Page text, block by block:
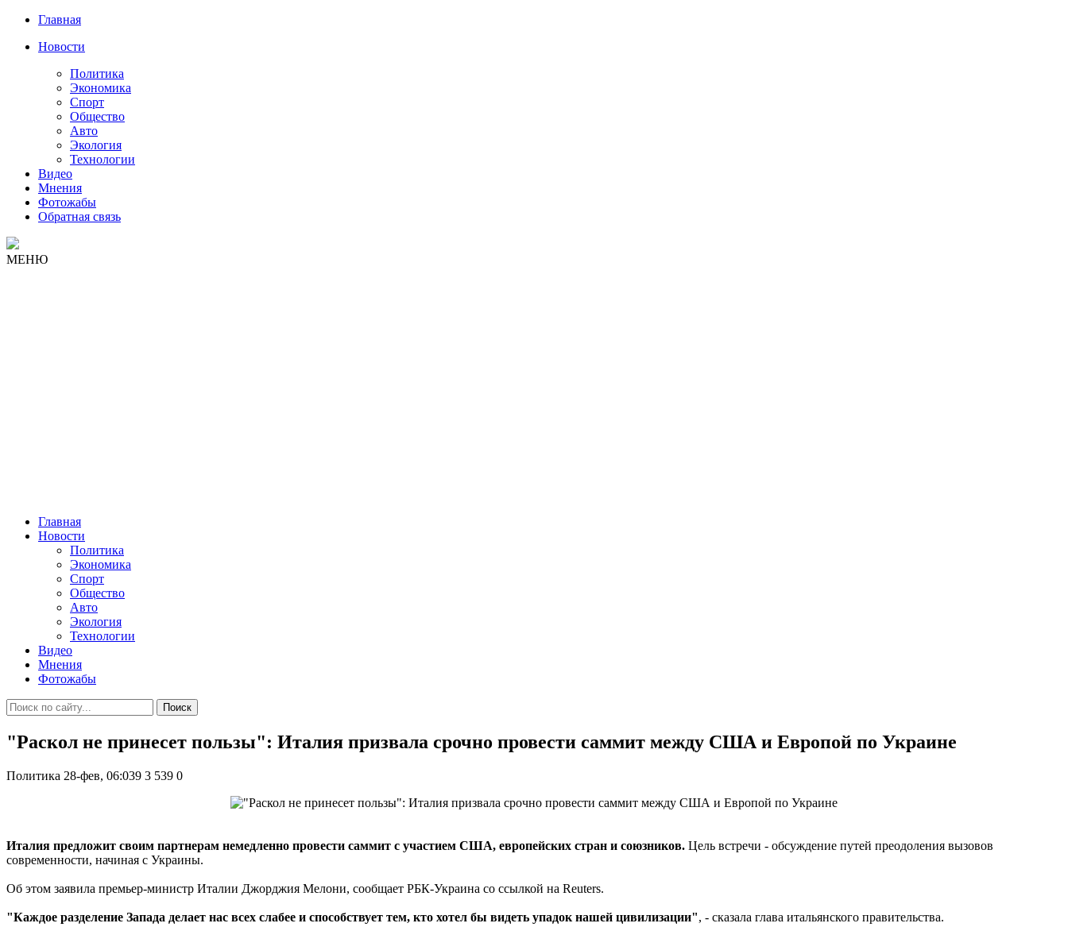
Главная
Новости
Политика
Экономика
Спорт
Общество
Авто
Экология
Технологии
Видео
Мнения
Фотожабы
Обратная связь
МЕНЮ
Главная
Новости
Политика
Экономика
Спорт
Общество
Авто
Экология
Технологии
Видео
Мнения
Фотожабы
Поиск
"Раскол не принесет пользы": Италия призвала срочно провести саммит между США и Европой по Украине
Политика 28-фев, 06:039 3 539 0
Италия предложит своим партнерам немедленно провести саммит с участием США, европейских стран и союзников. Цель встречи - обсуждение путей преодоления вызовов
современности, начиная с Украины.
Об этом заявила премьер-министр Италии Джорджия Мелони, сообщает РБК-Украина со ссылкой на Reuters.
"Каждое разделение Запада делает нас всех слабее и способствует тем, кто хотел бы видеть упадок нашей цивилизации", - сказала глава итальянского правительства.